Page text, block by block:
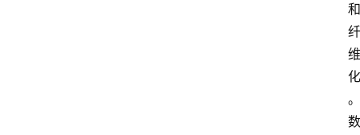
和
纤
维
化
。
数